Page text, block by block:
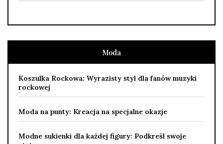
Moda
Koszulka Rockowa: Wyrazisty styl dla fanów muzyki
rockowej
Moda na punty: Kreacja na specjalne okazje
Modne sukienki dla każdej figury: Podkreśl swoje